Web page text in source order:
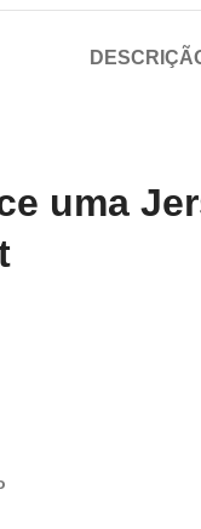
uma